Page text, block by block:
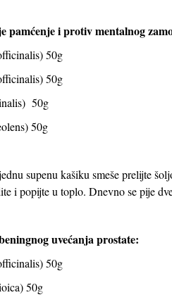
pamćenje i protiv mentalnog
50g
50g
50g
50g
supenu kašiku smeše prelijte
i popijte u toplo. Dnevno se pije
uvećanja prostate:
50g
50g